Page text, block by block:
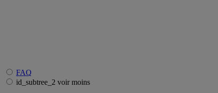
FAQ
id_subtree_2 voir moins